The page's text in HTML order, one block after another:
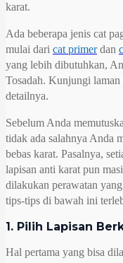
karat.
Ada beberapa jenis cat
mulai dari cat primerdan
yang lebih dibutuhkan,
Tosadah. Kunjungi laman
detailnya.
Sebelum Anda
tidak ada salahnya Anda
bebas karat. Pasalnya,
lapisan anti karat pun
dilakukan perawatan
tips-tips di bawah ini
1. Pilih Lapisan
Hal pertama yang bisa